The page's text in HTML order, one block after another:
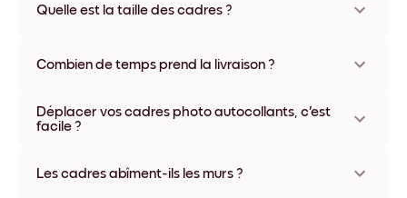
Quelle est la taille des cadres ?
matériaux et coloris disponibles, y compris sans cadre ou en
Combien de temps prend la livraison ?
généralement une semaine. Livraison express possible dans
certains pays. Un numéro de suivi accompagne chaque
Déplacer vos cadres photo autocollants, c'est
facile ?
l'infini, sans abîmer vos murs.
Les cadres abîment-ils les murs ?